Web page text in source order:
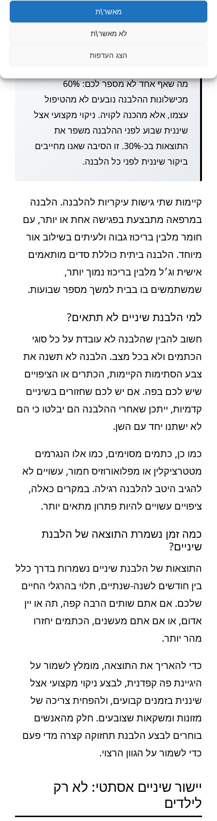
מאשר\ת
לא מאשר\ת
הצג העדפות
מלבין שחודר לאמייל ומפרק פיגמנטים
שהצטברו בשן.
מה שאף אחד לא מספר לכם: 60%
מכישלונות ההלבנה נובעים לא מהטיפול
עצמו, אלא מהכנה לקויה. ניקוי מקצועי אצל
שיננית שבוע לפני ההלבנה משפר את
התוצאות בכ-30%. זו הסיבה שאנו מחייבים
ביקור שיננית לפני כל הלבנה.
קיימות שתי גישות עיקריות להלבנה. הלבנה
במרפאה מתבצעת בפגישה אחת או יותר, עם
חומר מלבין בריכוז גבוה ולעיתים בשילוב אור
מיוחד. הלבנה ביתית כוללת סדים מותאמים
אישית וג׳ל מלבין בריכוז נמוך יותר,
שמשתמשים בו בבית למשך מספר שבועות.
למי הלבנת שיניים לא תתאים?
חשוב להבין שהלבנה לא עובדת על כל סוגי
הכתמים ולא בכל מצב. הלבנה לא תשנה את
צבע הסתימות הקיימות, הכתרים או הציפויים
שיש לכם בפה. אם יש לכם שחזורים בשיניים
קדמיות, ייתכן שאחרי ההלבנה הם יבלטו כי הם
לא ישתנו יחד עם השן.
כמו כן, כתמים מסוימים, כמו אלו הנגרמים
מטטרציקלין או מפלואורוזיס חמור, עשויים לא
להגיב היטב להלבנה רגילה. במקרים כאלה,
ציפויים עשויים להיות פתרון מתאים יותר.
כמה זמן נשמרת התוצאה של הלבנת
שיניים?
התוצאות של הלבנת שיניים נשמרות בדרך כלל
בין חודשים לשנה-שנתיים, תלוי בהרגלי החיים
שלכם. אם אתם שותים הרבה קפה, תה או יין
אדום, או אם אתם מעשנים, הכתמים יחזרו
מהר יותר.
כדי להאריך את התוצאה, מומלץ לשמור על
היגיינת פה קפדנית, לבצע ניקוי מקצועי אצל
שיננית בזמנים קבועים, ולהפחית צריכה של
מזונות ומשקאות שצובעים. חלק מהאנשים
בוחרים לבצע הלבנת תחזוקה קצרה מדי פעם
כדי לשמור על הגוון הרצוי.
יישור שיניים אסתטי: לא רק
לילדים